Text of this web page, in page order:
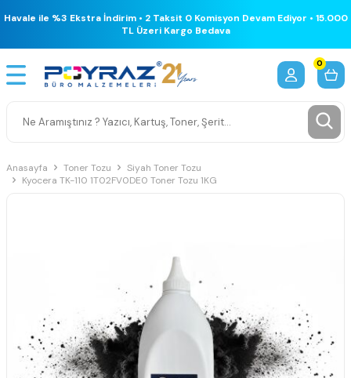
Havale ile %3 Ekstra İndirim • 2 Taksit 0 Komisyon Devam Ediyor • 15.000
TL Üzeri Kargo Bedava
0
Anasayfa Toner Tozu
Siyah Toner Tozu
Kyocera TK-110 1T02FV0DE0 Toner Tozu 1KG